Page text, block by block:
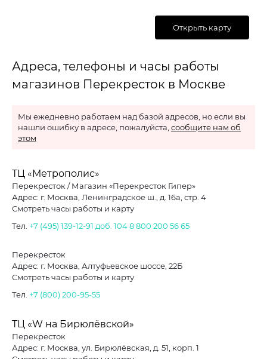
Открыть карту
Адреса, телефоны и часы работы
магазинов Перекресток в Москве
Мы ежедневно работаем над базой адресов, но если вы
нашли ошибку в адресе, пожалуйста, сообщите нам об
этом
ТЦ «Метрополис»
Перекресток / Магазин «Перекресток Гипер»
Адрес: г. Москва, Ленинградское ш., д. 16а, стр. 4
Смотреть часы работы и карту
Тел. +7 (495) 139-12-91 доб. 1048 800 200 56 65
Перекресток
Адрес: г. Москва, Алтуфьевское шоссе, 22Б
Смотреть часы работы и карту
Тел. +7 (800) 200-95-55
ТЦ «W на Бирюлёвской»
Перекресток
Адрес: г. Москва, ул. Бирюлёвская, д. 51, корп. 1